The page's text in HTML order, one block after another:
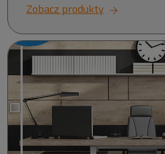
Zobacz produkty